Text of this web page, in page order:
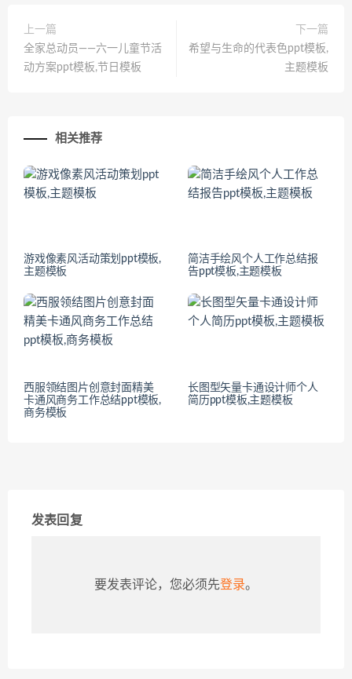
上一篇
全家总动员——六一儿童节活
动方案ppt模板,节日模板
下一篇
希望与生命的代表色ppt模板,
主题模板
相关推荐
游戏像素风活动策划ppt模板,
主题模板
简洁手绘风个人工作总结报
告ppt模板,主题模板
西服领结图片创意封面精美
卡通风商务工作总结ppt模板,
商务模板
长图型矢量卡通设计师个人
简历ppt模板,主题模板
发表回复
要发表评论，您必须先登录。